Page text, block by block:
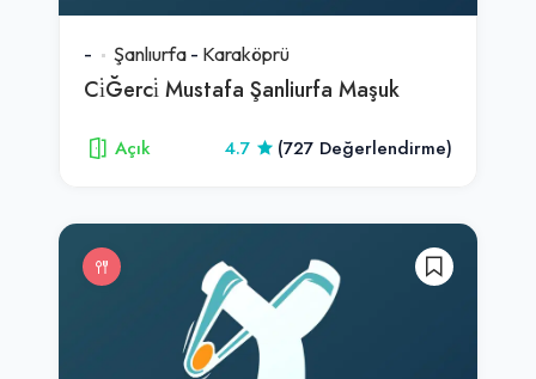
- Şanlıurfa - Karaköprü
Ci̇Ğerci̇ Mustafa Şanliurfa Maşuk
Açık 4.7 (727 Değerlendirme)